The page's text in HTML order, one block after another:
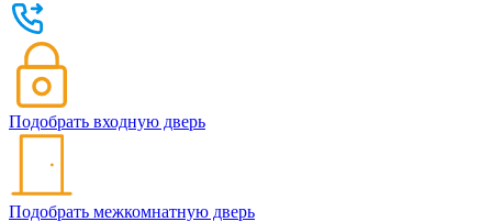
Подобрать входную дверь
Подобрать межкомнатную дверь